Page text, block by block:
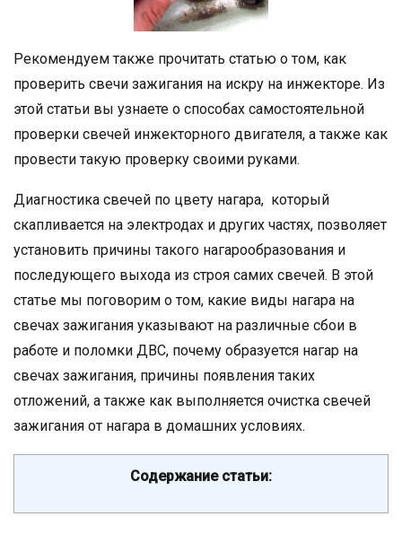
Рекомендуем также прочитать статью о том, как
проверить свечи зажигания на искру на инжекторе. Из
этой статьи вы узнаете о способах самостоятельной
проверки свечей инжекторного двигателя, а также как
провести такую проверку своими руками.
Диагностика свечей по цвету нагара, который
скапливается на электродах и других частях, позволяет
установить причины такого нагарообразования и
последующего выхода из строя самих свечей. В этой
статье мы поговорим о том, какие виды нагара на
свечах зажигания указывают на различные сбои в
работе и поломки ДВС, почему образуется нагар на
свечах зажигания, причины появления таких
отложений, а также как выполняется очистка свечей
зажигания от нагара в домашних условиях.
Содержание статьи: